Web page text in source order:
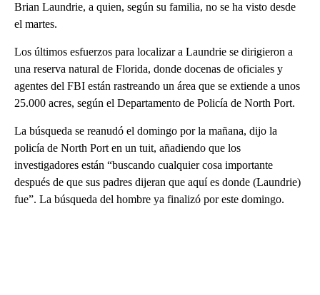
Brian Laundrie, a quien, según su familia, no se ha visto desde
el martes.
Los últimos esfuerzos para localizar a Laundrie se dirigieron a
una reserva natural de Florida, donde docenas de oficiales y
agentes del FBI están rastreando un área que se extiende a unos
25.000 acres, según el Departamento de Policía de North Port.
La búsqueda se reanudó el domingo por la mañana, dijo la
policía de North Port en un tuit, añadiendo que los
investigadores están “buscando cualquier cosa importante
después de que sus padres dijeran que aquí es donde (Laundrie)
fue”. La búsqueda del hombre ya finalizó por este domingo.